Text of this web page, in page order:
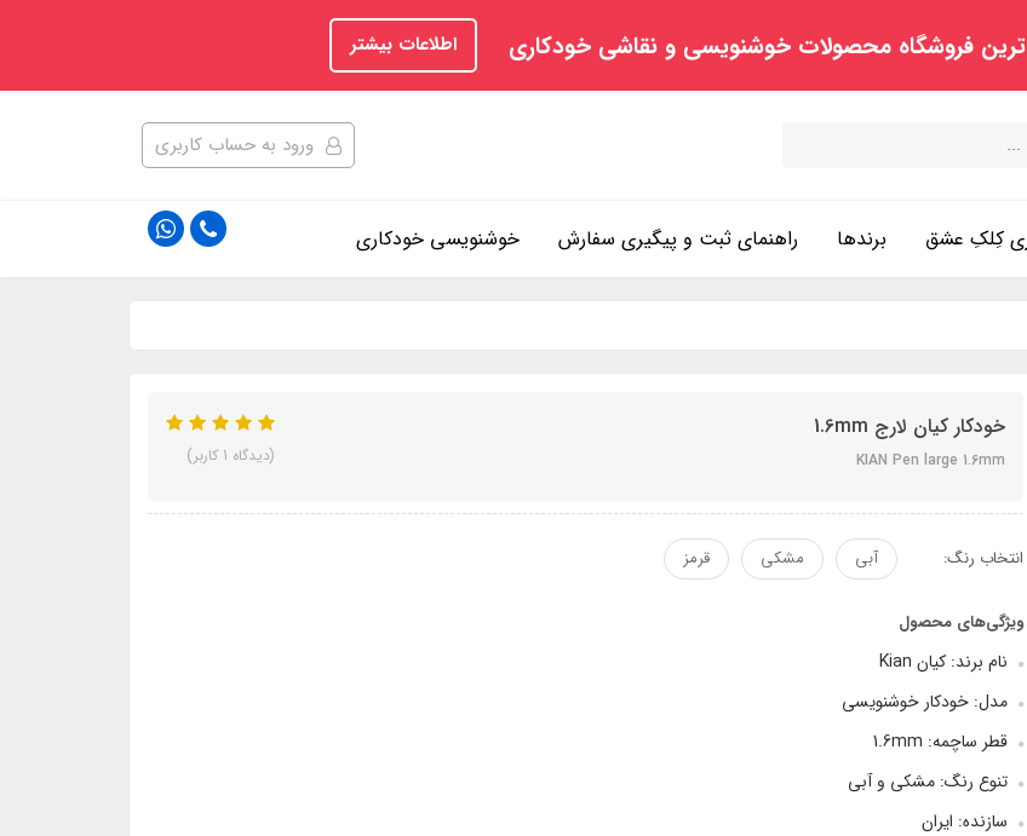
فروشگاه محصولات خوشنویسی و نقاشی خودکاری اطلاعات بیشتر
ورود به حساب کاربری
کِلکِ عشق برندها راهنمای ثبت و پیگیری سفارش خوشنویسی خودکاری
خودکار کیان لارج 1.6mm
KIAN Pen large 1.6mm (دیدگاه 1 کاربر)
انتخاب رنگ: آبی مشکی قرمز
ویژگی‌های محصول
نام برند: کیان Kian
مدل: خودکار خوشنویسی
قطر ساچمه: 1.6mm
تنوع رنگ: مشکی و آبی
سازنده: ایران